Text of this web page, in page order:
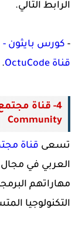
الرابط التالي.
- كورس بايثون -
قناة OctuCode
.
Community
تسعى قناة
العربي في مجال
مهاراتهم
التكنولوجيا